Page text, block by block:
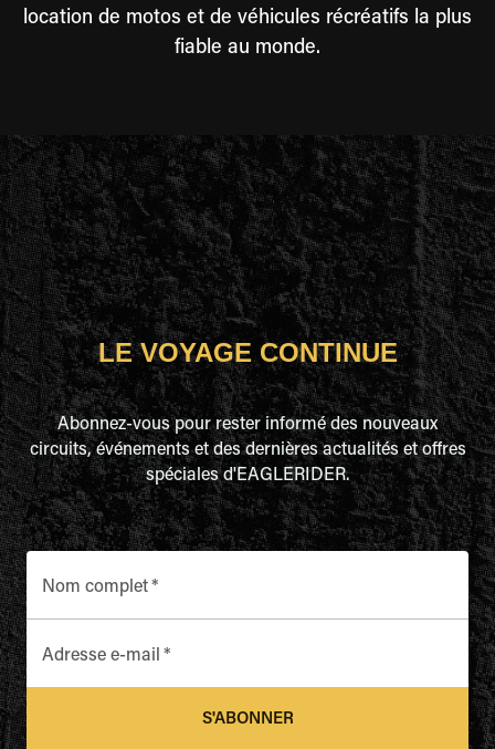
location de motos et de véhicules récréatifs la plus
fiable au monde.
LE VOYAGE CONTINUE
Abonnez-vous pour rester informé des nouveaux
circuits, événements et des dernières actualités et offres
spéciales d'EAGLERIDER.
Nom complet*
Adresse e-mail *
S'ABONNER